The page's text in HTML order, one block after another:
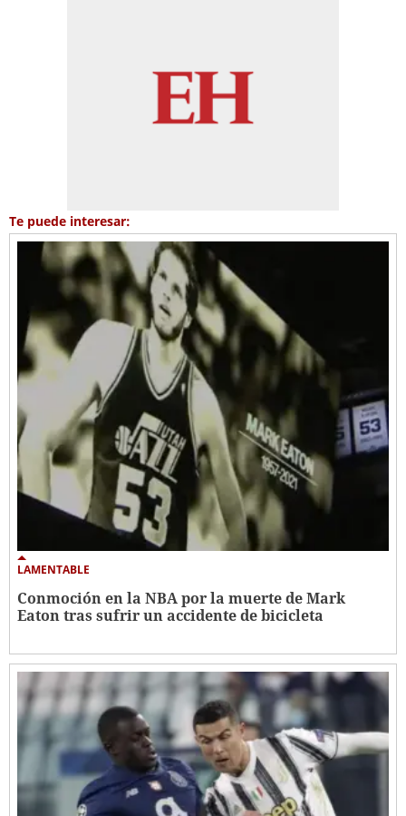
Te puede interesar:
LAMENTABLE
Conmoción en la NBA por la muerte de Mark
Eaton tras sufrir un accidente de bicicleta